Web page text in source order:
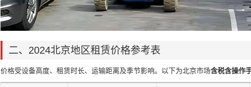
二、2024北京地区租赁价格参考表
价格受设备高度、租赁时长、运输距离及季节影响。以下为北京市场含税含操作